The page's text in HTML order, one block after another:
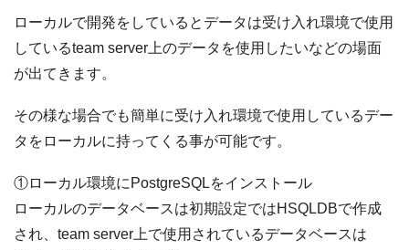
ローカルで開発をしているとデータは受け入れ環境で使用
しているteam server上のデータを使用したいなどの場面
が出てきます。
その様な場合でも簡単に受け入れ環境で使用しているデー
タをローカルに持ってくる事が可能です。
①ローカル環境にPostgreSQLをインストール
ローカルのデータベースは初期設定ではHSQLDBで作成
され、team server上で使用されているデータベースは